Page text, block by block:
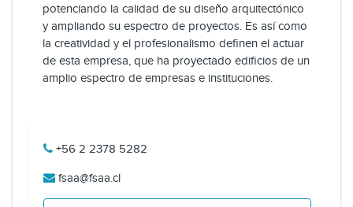
potenciando la calidad de su diseño arquitectónico
y ampliando su espectro de proyectos. Es así como
la creatividad y el profesionalismo definen el actuar
de esta empresa, que ha proyectado edificios de un
amplio espectro de empresas e instituciones.
+56 2 2378 5282
fsaa@fsaa.cl